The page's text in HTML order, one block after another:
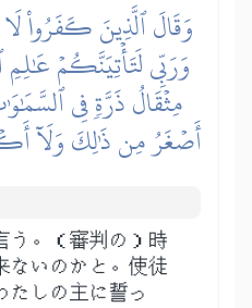
وَقَالَ ٱلَّذِينَ كَفَرُواْ لَا
وَرَبِّي لَتَأۡتِيَنَّكُمۡ
مِثۡقَالُ ذَرَّةٖ فِي
أَصۡغَرُ مِن ذَٰلِكَ وَلَآ
う。（審判の）時
ないのかと。使徒
たしの主に誓っ